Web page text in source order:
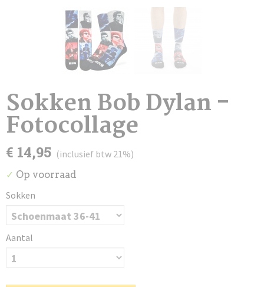
Sokken Bob Dylan -
Fotocollage
€ 14,95 (inclusief btw 21%)
✓ Op voorraad
Sokken
Aantal